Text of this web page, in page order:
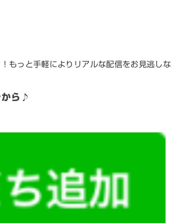
もっと手軽によりリアルな配信をお見逃しな
ら ♪